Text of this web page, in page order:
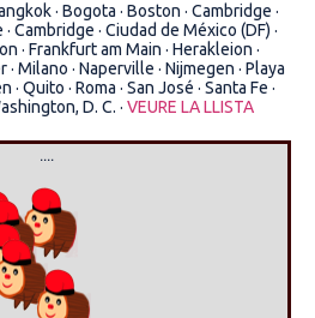
· Bogota · Boston · Cambridge ·
Cambridge · Ciudad de México (DF) ·
· Frankfurt am Main · Herakleion ·
· Milano · Naperville · Nijmegen · Playa
· Quito · Roma · San José · Santa Fe ·
D. C. · VEURE LA LLISTA
....